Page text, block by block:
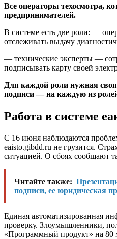
Все операторы техосмотра,
предпринимателей.
В системе есть две роли: —
отслеживать выдачу
— технические эксперты —
подписывать карту своей
Для каждой роли нужная
подписи — на каждую из
Работа в системе
С 16 июня наблюдаются
eaisto.gibdd.ru не грузится.
ситуацией. О сбоях сообщают
Читайте также:
подписи, ее юридическая
Единая автоматизированная
проверку. Злоумышленники,
«Программный продукт» на 80